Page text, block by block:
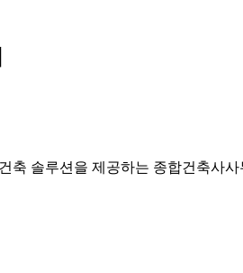
축 솔루션을 제공하는 종합건축사사